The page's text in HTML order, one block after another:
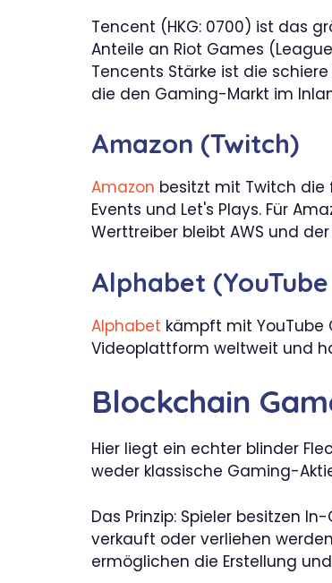
Tencent (HKG: 0700) ist das
Anteile an Riot Games
Tencents Stärke ist die
die den Gaming-Markt im
Amazon (Twitch)
Amazon besitzt mit Twitch
Events und Let's Plays. Für
Werttreiber bleibt AWS und
Alphabet
Alphabet kämpft mit
Videoplattform weltweit und
Blockchain
Hier liegt ein echter blinder
weder klassische Gaming-
Das Prinzip: Spieler besitzen
verkauft oder verliehen
ermöglichen die Erstellung